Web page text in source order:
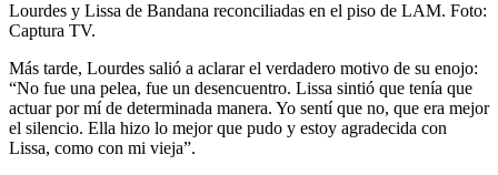
Lourdes y Lissa de Bandana reconciliadas en el piso de LAM. Foto:
Captura TV.
Más tarde, Lourdes salió a aclarar el verdadero motivo de su enojo:
“No fue una pelea, fue un desencuentro. Lissa sintió que tenía que
actuar por mí de determinada manera. Yo sentí que no, que era mejor
el silencio. Ella hizo lo mejor que pudo y estoy agradecida con
Lissa, como con mi vieja”.